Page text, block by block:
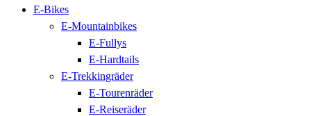
E-Bikes
E-Mountainbikes
E-Fullys
E-Hardtails
E-Trekkingräder
E-Tourenräder
E-Reiseräder